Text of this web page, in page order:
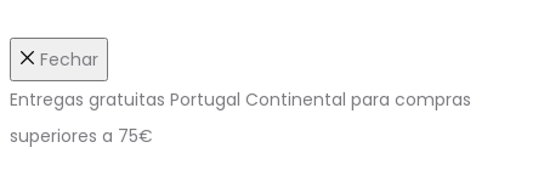
Fechar
Entregas gratuitas Portugal Continental para compras
superiores a 75€